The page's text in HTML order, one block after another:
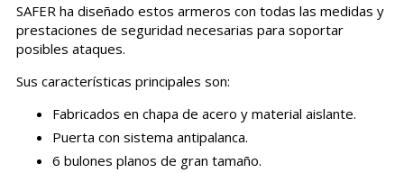
SAFER ha diseñado estos armeros con todas las medidas y
prestaciones de seguridad necesarias para soportar
posibles ataques.
Sus características principales son:
Fabricados en chapa de acero y material aislante.
Puerta con sistema antipalanca.
6 bulones planos de gran tamaño.